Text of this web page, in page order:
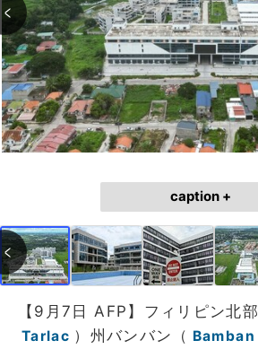
caption +
【9月7日 AFP】フィリピン北
Tarlac ）州バンバン（ Bamban